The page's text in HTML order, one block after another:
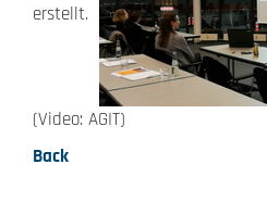
erstellt.
(Video: AGIT)
Back